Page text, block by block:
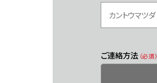
ご連絡方法 （必須）